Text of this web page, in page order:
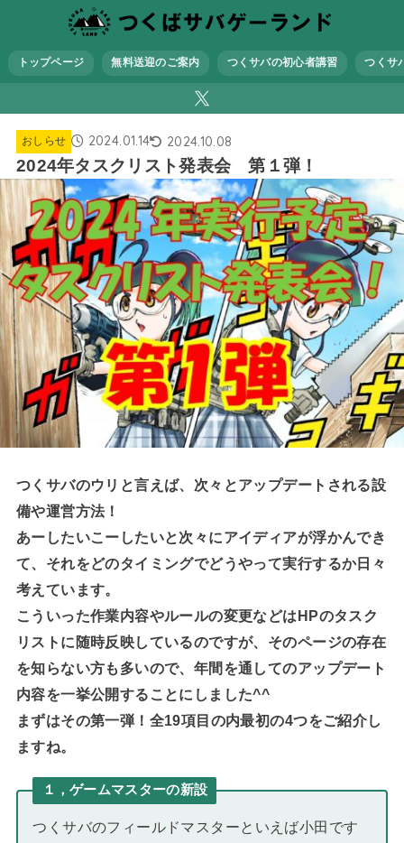
トップページ 無料送迎のご案内 つくサバの初心者講習 つくサ
おしらせ 2024.01.14 2024.10.08
2024年タスクリスト発表会 第１弾！
つくサバのウリと言えば、次々とアップデートされる設
備や運営方法！
あーしたいこーしたいと次々にアイディアが浮かんでき
て、それをどのタイミングでどうやって実行するか日々
考えています。
こういった作業内容やルールの変更などはHPのタスク
リストに随時反映しているのですが、そのページの存在
を知らない方も多いので、年間を通してのアップデート
内容を一挙公開することにしました^^
まずはその第一弾！全19項目の内最初の4つをご紹介し
ますね。
１，ゲームマスターの新設
つくサバのフィールドマスターといえば小田です